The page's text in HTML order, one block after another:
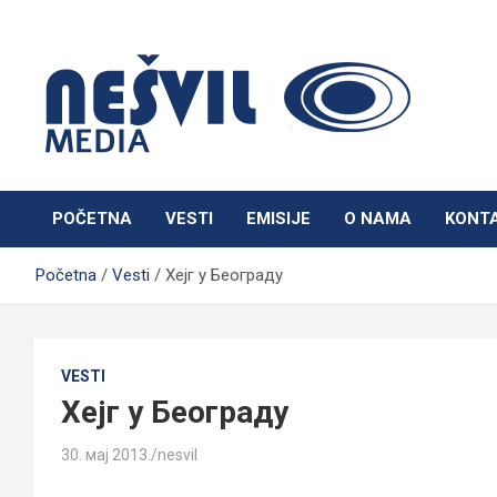
Nešvil Media Bogatić
POČETNA VESTI EMISIJE O NAMA
Početna Vesti Хејг у Београду
VESTI
Хејг у Београду
30. мај 2013. nesvil